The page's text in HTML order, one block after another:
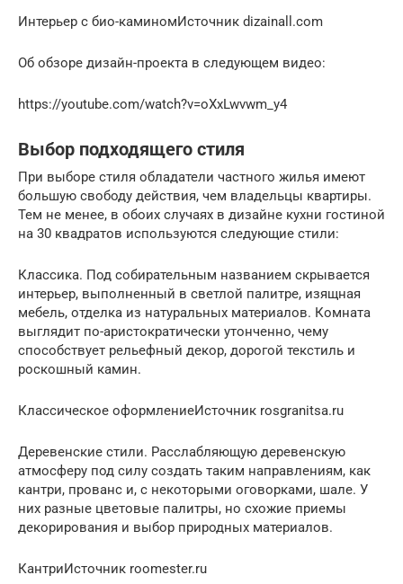
Интерьер с био-каминомИсточник dizainall.com
Об обзоре дизайн-проекта в следующем видео:
https://youtube.com/watch?v=oXxLwvwm_y4
Выбор подходящего стиля
При выборе стиля обладатели частного жилья имеют
большую свободу действия, чем владельцы квартиры.
Тем не менее, в обоих случаях в дизайне кухни гостиной
на 30 квадратов используются следующие стили:
Классика. Под собирательным названием скрывается
интерьер, выполненный в светлой палитре, изящная
мебель, отделка из натуральных материалов. Комната
выглядит по-аристократически утонченно, чему
способствует рельефный декор, дорогой текстиль и
роскошный камин.
Классическое оформлениеИсточник rosgranitsa.ru
Деревенские стили. Расслабляющую деревенскую
атмосферу под силу создать таким направлениям, как
кантри, прованс и, с некоторыми оговорками, шале. У
них разные цветовые палитры, но схожие приемы
декорирования и выбор природных материалов.
КантриИсточник roomester.ru